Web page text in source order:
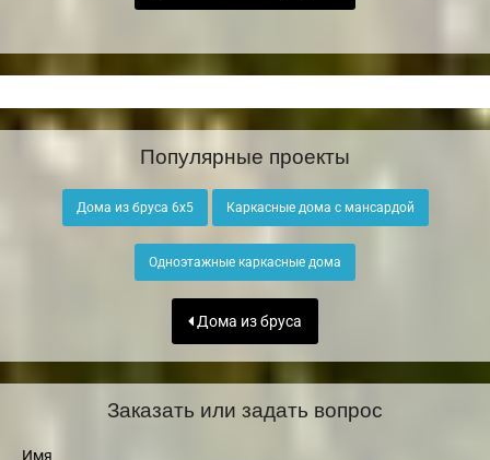
Популярные проекты
Дома из бруса 6х5 Каркасные дома с мансардой
Одноэтажные каркасные дома
Дома из бруса
Заказать или задать вопрос
Имя